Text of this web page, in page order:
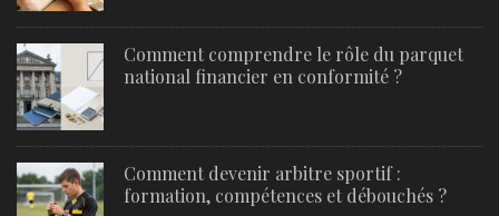
Comment comprendre le rôle du parquet
national financier en conformité ?
Comment devenir arbitre sportif :
formation, compétences et débouchés ?